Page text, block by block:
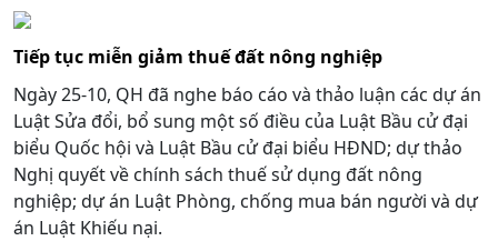
Tiếp tục miễn giảm thuế đất nông nghiệp
Ngày 25-10, QH đã nghe báo cáo và thảo luận các dự án
Luật Sửa đổi, bổ sung một số điều của Luật Bầu cử đại
biểu Quốc hội và Luật Bầu cử đại biểu HĐND; dự thảo
Nghị quyết về chính sách thuế sử dụng đất nông
nghiệp; dự án Luật Phòng, chống mua bán người và dự
án Luật Khiếu nại.